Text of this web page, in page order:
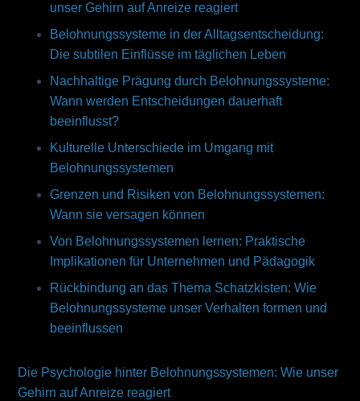
unser Gehirn auf Anreize reagiert
Belohnungssysteme in der Alltagsentscheidung:
Die subtilen Einflüsse im täglichen Leben
Nachhaltige Prägung durch Belohnungssysteme:
Wann werden Entscheidungen dauerhaft
beeinflusst?
Kulturelle Unterschiede im Umgang mit
Belohnungssystemen
Grenzen und Risiken von Belohnungssystemen:
Wann sie versagen können
Von Belohnungssystemen lernen: Praktische
Implikationen für Unternehmen und Pädagogik
Rückbindung an das Thema Schatzkisten: Wie
Belohnungssysteme unser Verhalten formen und
beeinflussen
Die Psychologie hinter Belohnungssystemen: Wie unser
Gehirn auf Anreize reagiert